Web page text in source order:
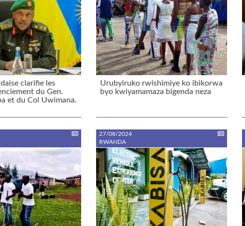
clarifie les
du Gen.
et du Col Uwimana.
Urubyiruko rwishimiye ko ibikorwa
byo kwiyamamaza bigenda neza
27/08/2024
RWANDA